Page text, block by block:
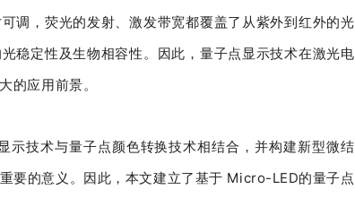
调，荧光的发射、激发带宽都覆盖了从紫外到红外的光
稳定性及生物相容性。因此，量子点显示技术在激光电
的应用前景。
技术与量子点颜色转换技术相结合，并构建新型微结
要的意义。因此，本文建立了基于 Micro-LED的量子点